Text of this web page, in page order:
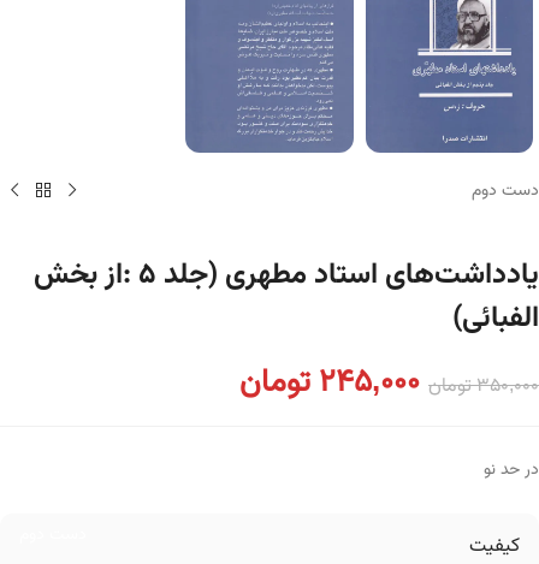
دست دوم
یادداشت‌های استاد مطهری (جلد ۵ :از بخش
الفبائی)
350,000تومان 245,000تومان
در حد نو
کیفیت